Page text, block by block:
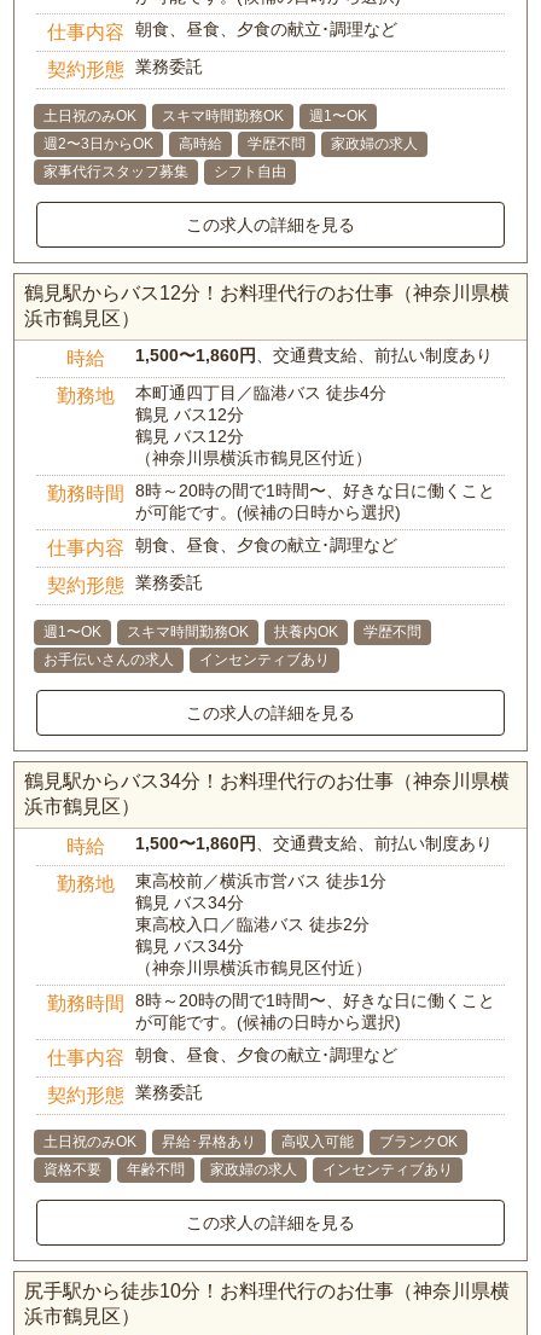
仕事内容 朝食、昼食、夕食の献立･調理など
契約形態 業務委託
土日祝のみOK スキマ時間勤務OK
週1〜OK
週2〜3日からOK
高時給 学歴不問
家政婦の求人
家事代行スタッフ募集
シフト自由
この求人の詳細を見る
鶴見駅からバス12分！お料理代行のお仕事（神奈川県横
浜市鶴見区）
時給 1,500〜1,860円 、交通費支給、前払い制度あり
勤務地
本町通四丁目／臨港バス 徒歩4分
鶴見 バス12分
鶴見 バス12分
（神奈川県横浜市鶴見区付近）
勤務時間
8時～20時の間で1時間〜、好きな日に働くこと
が可能です。(候補の日時から選択)
仕事内容 朝食、昼食、夕食の献立･調理など
契約形態 業務委託
週1〜OK スキマ時間勤務OK 扶養内OK
学歴不問
お手伝いさんの求人
インセンティブあり
この求人の詳細を見る
鶴見駅からバス34分！お料理代行のお仕事（神奈川県横
浜市鶴見区）
時給 1,500〜1,860円 、交通費支給、前払い制度あり
勤務地
東高校前／横浜市営バス 徒歩1分
鶴見 バス34分
東高校入口／臨港バス 徒歩2分
鶴見 バス34分
（神奈川県横浜市鶴見区付近）
勤務時間
8時～20時の間で1時間〜、好きな日に働くこと
が可能です。(候補の日時から選択)
仕事内容 朝食、昼食、夕食の献立･調理など
契約形態 業務委託
土日祝のみOK 昇給･昇格あり 高収入可能
ブランクOK
資格不要
年齢不問 家政婦の求人 インセンティブあり
この求人の詳細を見る
尻手駅から徒歩10分！お料理代行のお仕事（神奈川県横
浜市鶴見区）